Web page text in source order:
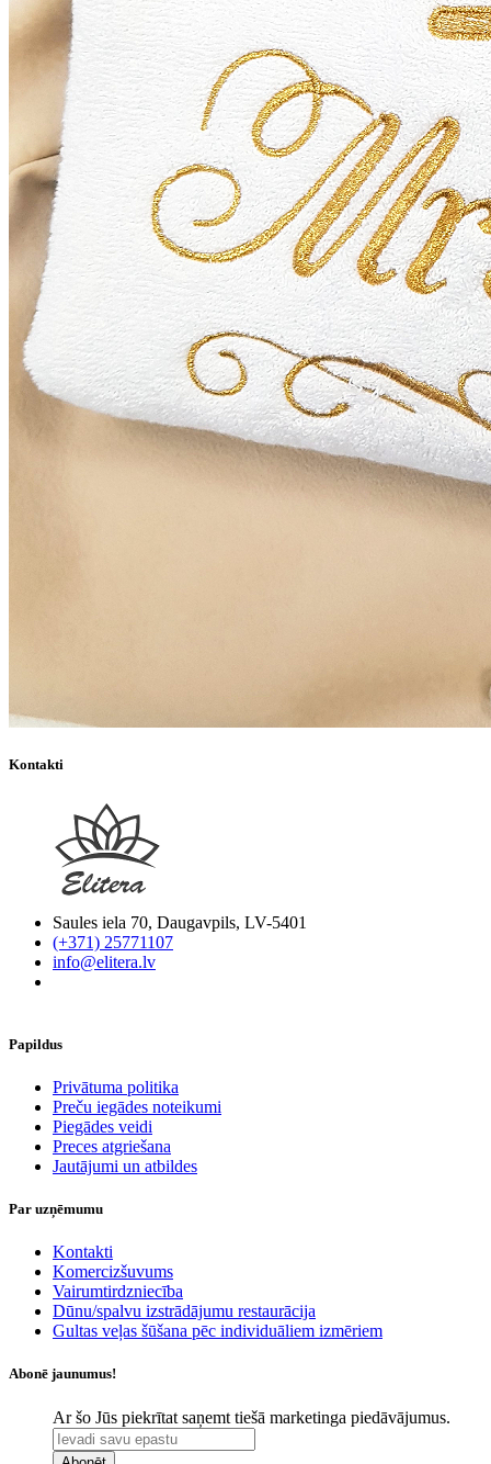
Kontakti
Saules iela 70, Daugavpils, LV-5401
(+371) 25771107
info@elitera.lv
Papildus
​Privātuma politika
Preču iegādes noteikumi
Piegādes veidi
Preces atgriešana
Jautājumi un atbildes
Par uzņēmumu
Kontakti
Komercizšuvums
Vairumtirdzniecība
Dūnu/spalvu izstrādājumu restaurācija
Gultas veļas šūšana pēc individuāliem izmēriem
Abonē jaunumus!
Ar šo Jūs piekrītat saņemt tiešā marketinga piedāvājumus.